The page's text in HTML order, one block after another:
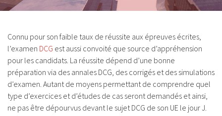
Connu pour son faible taux de réussite aux épreuves écrites,
l’examen DCG est aussi convoité que source d’appréhension
pour les candidats. La réussite dépend d’une bonne
préparation via des annales DCG, des corrigés et des simulations
d’examen. Autant de moyens permettant de comprendre quel
type d’exercices et d’études de cas seront demandés et ainsi,
ne pas être dépourvus devant le sujet DCG de son UE le jour J.